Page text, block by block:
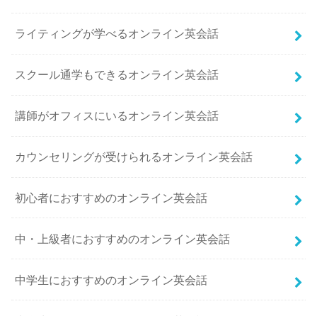
ライティングが学べるオンライン英会話
スクール通学もできるオンライン英会話
講師がオフィスにいるオンライン英会話
カウンセリングが受けられるオンライン英会話
初心者におすすめのオンライン英会話
中・上級者におすすめのオンライン英会話
中学生におすすめのオンライン英会話